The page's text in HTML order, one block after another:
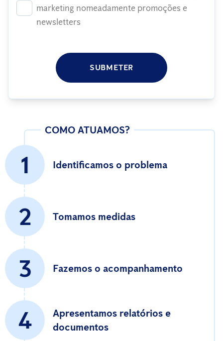
marketing nomeadamente promoções e
newsletters
SUBMETER
COMO ATUAMOS?
1 Identificamos o problema
2 Tomamos medidas
3 Fazemos o acompanhamento
4
Apresentamos relatórios e
documentos